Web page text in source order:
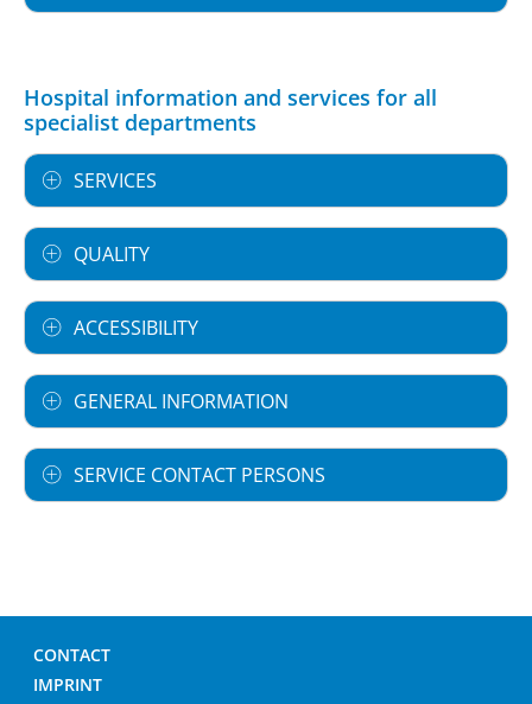
Hospital information and services for all
specialist departments
SERVICES
QUALITY
ACCESSIBILITY
GENERAL INFORMATION
SERVICE CONTACT PERSONS
CONTACT
IMPRINT